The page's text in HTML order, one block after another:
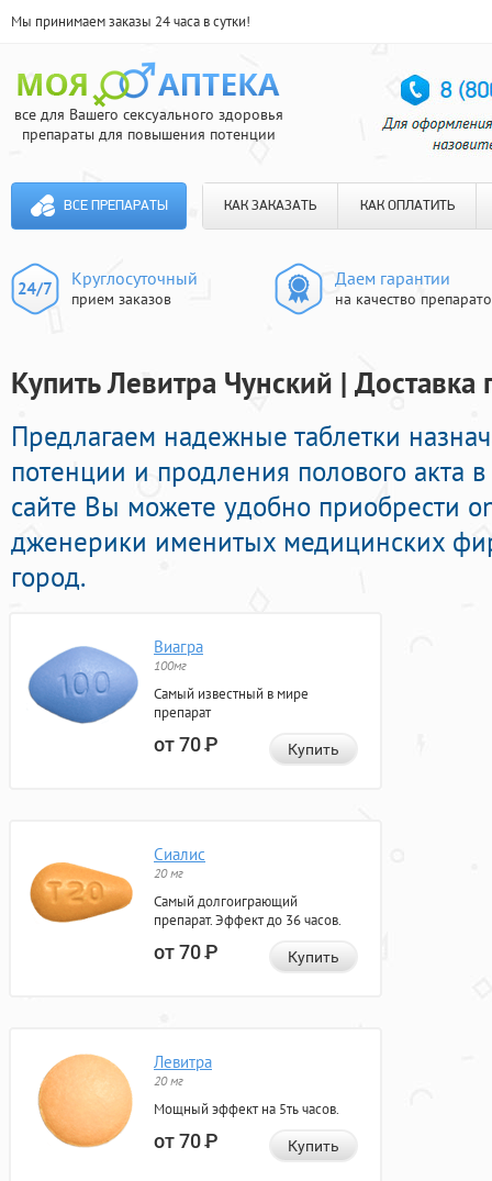
Мы принимаем заказы 24 часа в сутки!
все для Вашего сексуального здоровья
препараты для повышения потенции
ВСЕ ПРЕПАРАТЫ КАК ЗАКАЗАТЬ КАК ОПЛАТИТЬ
Круглосуточный
прием заказов
Даем гарантии
на качество
Купить Левитра Чунский | Доставка
Предлагаем надежные таблетки
потенции и продления полового акта
сайте Вы можете удобно приобрести
дженерики именитых медицинских
город.
Виагра
100мг
Самый известный в мире
препарат
от 70Р Купить
Сиалис
20 мг
Самый долгоиграющий
препарат. Эффект до 36 часов.
от 70Р Купить
Левитра
20 мг
Мощный эффект на 5ть часов.
от 70Р Купить